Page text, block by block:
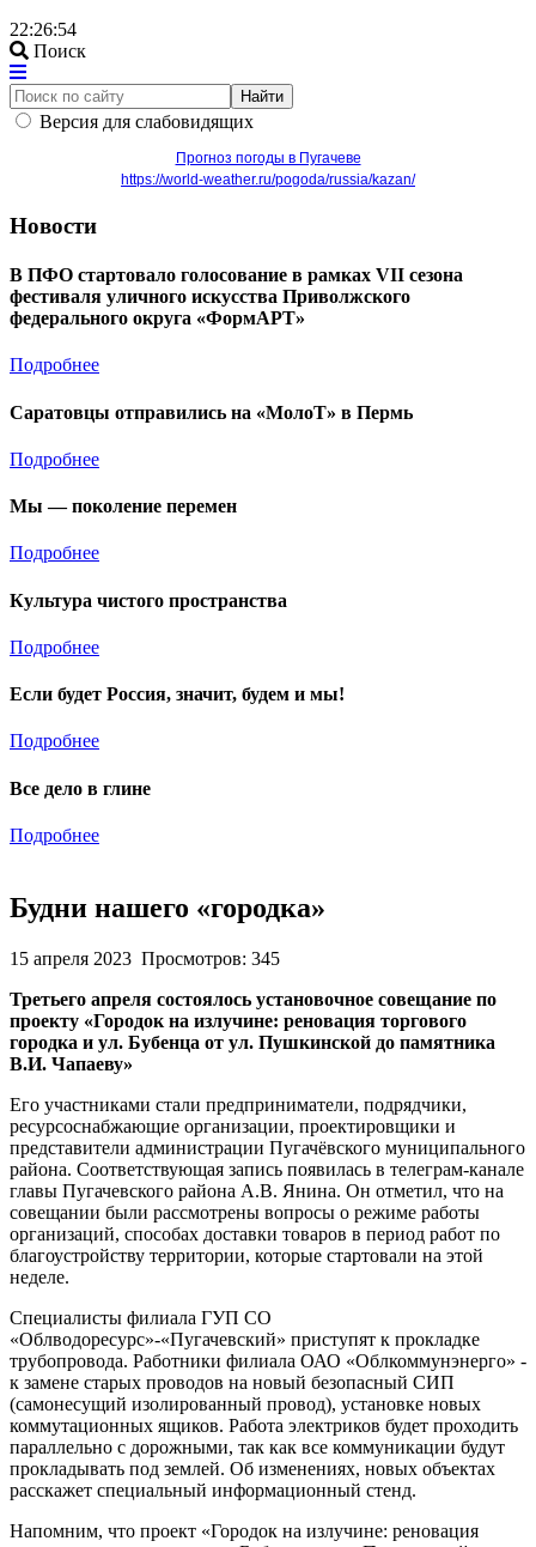
22:26:54
Поиск
Найти
Версия для слабовидящих
Прогноз погоды в Пугачеве
https://world-weather.ru/pogoda/russia/kazan/
Новости
В ПФО стартовало голосование в рамках VII сезона
фестиваля уличного искусства Приволжского
федерального округа «ФормАРТ»
Подробнее
Саратовцы отправились на «МолоТ» в Пермь
Подробнее
Мы — поколение перемен
Подробнее
Культура чистого пространства
Подробнее
Если будет Россия, значит, будем и мы!
Подробнее
Все дело в глине
Подробнее
Будни нашего «городка»
15 апреля 2023 Просмотров: 345
Третьего апреля состоялось установочное совещание по
проекту «Городок на излучине: реновация торгового
городка и ул. Бубенца от ул. Пушкинской до памятника
В.И. Чапаеву»
Его участниками стали предприниматели, подрядчики,
ресурсоснабжающие организации, проектировщики и
представители администрации Пугачёвского муниципального
района. Соответствующая запись появилась в телеграм-канале
главы Пугачевского района А.В. Янина. Он отметил, что на
совещании были рассмотрены вопросы о режиме работы
организаций, способах доставки товаров в период работ по
благоустройству территории, которые стартовали на этой
неделе.
Специалисты филиала ГУП СО
«Облводоресурс»-«Пугачевский» приступят к прокладке
трубопровода. Работники филиала ОАО «Облкоммунэнерго» -
к замене старых проводов на новый безопасный СИП
(самонесущий изолированный провод), установке новых
коммутационных ящиков. Работа электриков будет проходить
параллельно с дорожными, так как все коммуникации будут
прокладывать под землей. Об изменениях, новых объектах
расскажет специальный информационный стенд.
Напомним, что проект «Городок на излучине: реновация